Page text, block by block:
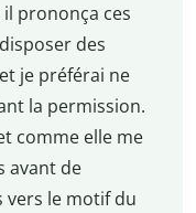
il prononça ces
des
je préférai ne
la permission.
comme elle me
avant de
vers le motif du